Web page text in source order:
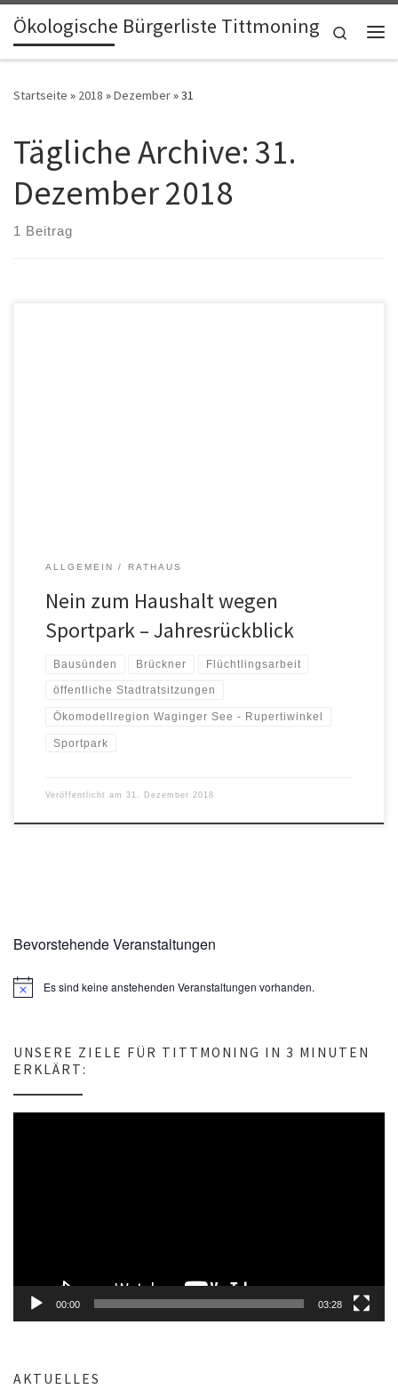
Zum Inhalt springen
Ökologische Bürgerliste Tittmoning
Search
Startseite » 2018 »Dezember»31
Tägliche Archive:31.
Dezember 2018
1 Beitrag
ALLGEMEIN RATHAUS
Nein zum Haushalt wegen
Sportpark – Jahresrückblick
Bausünden Brückner Flüchtlingsarbeit
öffentliche Stadtratsitzungen
Ökomodellregion Waginger See - Rupertiwinkel
Sportpark
Veröffentlicht am 31. Dezember 2018
Bevorstehende Veranstaltungen
H
e
i
s
Es sind keine anstehenden Veranstaltungen vorhanden.
UNSERE ZIELE FÜR TITTMONING IN 3 MINUTEN
ERKLÄRT:
00:00 03:28
AKTUELLES